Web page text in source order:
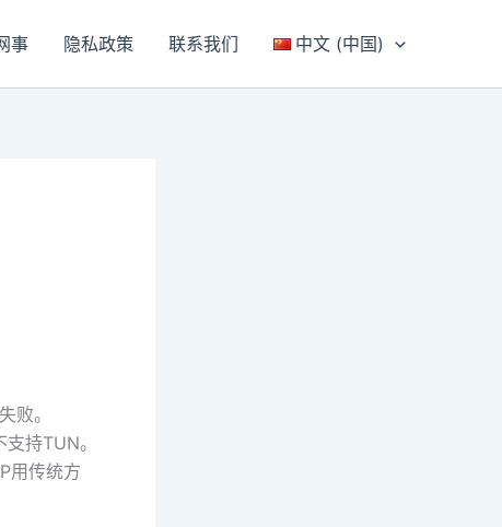
事 隐私政策 联系我们 中文 (中国)
败。
持TUN。
用传统方